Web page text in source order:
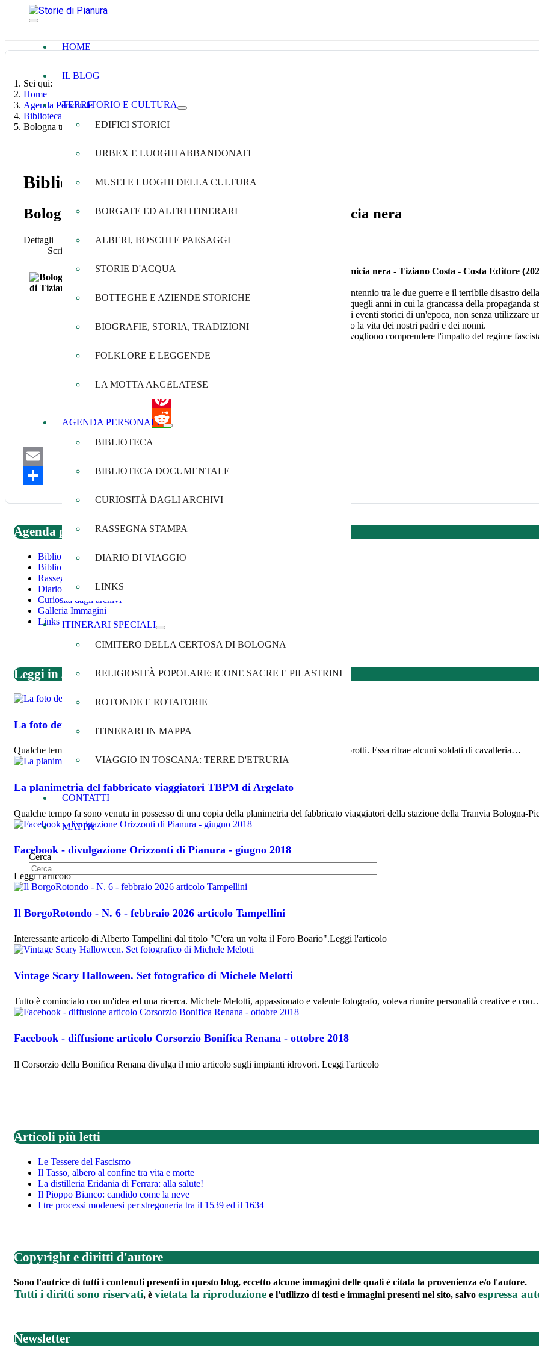
HOME
IL BLOG
TERRITORIO E CULTURA
EDIFICI STORICI
URBEX E LUOGHI ABBANDONATI
MUSEI E LUOGHI DELLA CULTURA
BORGATE ED ALTRI ITINERARI
ALBERI, BOSCHI E PAESAGGI
STORIE D'ACQUA
BOTTEGHE E AZIENDE STORICHE
BIOGRAFIE, STORIA, TRADIZIONI
FOLKLORE E LEGGENDE
LA MOTTA ARGELATESE
AGENDA PERSONALE
BIBLIOTECA
BIBLIOTECA DOCUMENTALE
CURIOSITÀ DAGLI ARCHIVI
RASSEGNA STAMPA
DIARIO DI VIAGGIO
LINKS
ITINERARI SPECIALI
CIMITERO DELLA CERTOSA DI BOLOGNA
RELIGIOSITÀ POPOLARE: ICONE SACRE E PILASTRINI
ROTONDE E ROTATORIE
ITINERARI IN MAPPA
VIAGGIO IN TOSCANA: TERRE D'ETRURIA
CONTATTI
MAPPA
Cerca
Sei qui:
Home
Agenda Personale
Biblioteca
Bologna tra le due guerre. Quando usava la... camicia nera
Biblioteca
Bologna tra le due guerre. Quando usava la... camicia nera
Dettagli
Scritto da
Bologna tra le due guerre. Quando usava la... camicia nera - Tiziano Costa - Costa Editore
Questo libro racconta anno per anno il travagliato ventennio tra le due guerre e il terribile disastro
i giornali del tempo per rivivere la vita bolognese di quegli anni in cui la grancassa della propaganda
bombe aprirono gli occhi a tutti. L'autore racconta gli eventi storici di un'epoca, non senza utilizzare
accompagnati da rare immagini d'epoca che mostrano la vita dei nostri padri e dei nonni.
Si tratta di una pubblicazione che consiglio a quanti vogliono comprendere l'impatto del regime
Facebook
Pinterest
WhatsApp
Email
Agenda personale
Biblioteca
Biblioteca documentale
Rassegna Stampa
Diario di Viaggio
Curiosità dagli archivi
Galleria Immagini
Links
Leggi in Agenda
La foto dei soldati di cavalleria in uscita da San Giorgio di Piano
Qualche tempo fa ho ricevuto in dono una bellissima foto d'epoca dall'amico Silvano Leprotti. Essa ritrae alcuni soldati di cavalleria…
La planimetria del fabbricato viaggiatori TBPM di Argelato
Qualche tempo fa sono venuta in possesso di una copia della planimetria del fabbricato viaggiatori della stazione della Tranvia Bologna-
Facebook - divulgazione Orizzonti di Pianura - giugno 2018
Leggi l'articolo
Il BorgoRotondo - N. 6 - febbraio 2026 articolo Tampellini
Interessante articolo di Alberto Tampellini dal titolo "C'era un volta il Foro Boario".Leggi l'articolo
Vintage Scary Halloween. Set fotografico di Michele Melotti
Tutto è cominciato con un'idea ed una ricerca. Michele Melotti, appassionato e valente fotografo, voleva riunire personalità creative e
Facebook - diffusione articolo Corsorzio Bonifica Renana - ottobre 2018
Il Corsorzio della Bonifica Renana divulga il mio articolo sugli impianti idrovori. Leggi l'articolo
Articoli più letti
Le Tessere del Fascismo
Il Tasso, albero al confine tra vita e morte
La distilleria Eridania di Ferrara: alla salute!
Il Pioppo Bianco: candido come la neve
I tre processi modenesi per stregoneria tra il 1539 ed il 1634
Copyright e diritti d'autore
Sono l'autrice di tutti i contenuti presenti in questo blog, eccetto alcune immagini delle quali è citata la provenienza e/o l'autore.
Tutti i diritti sono riservati, è vietata la riproduzione e l'utilizzo di testi e immagini presenti nel sito, salvo espressa
Newsletter